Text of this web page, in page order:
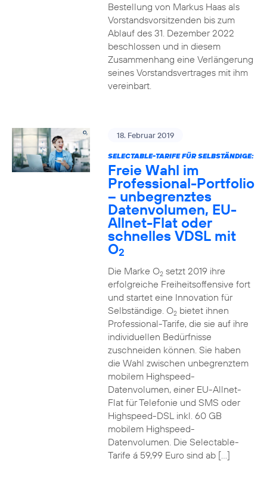
Bestellung von Markus Haas als
Vorstandsvorsitzenden bis zum
Ablauf des 31. Dezember 2022
beschlossen und in diesem
Zusammenhang eine Verlängerung
seines Vorstandsvertrages mit ihm
vereinbart.
18. Februar 2019
SELECTABLE-TARIFE FÜR SELBSTÄNDIGE:
Freie Wahl im
Professional-Portfolio
– unbegrenztes
Datenvolumen, EU-
Allnet-Flat oder
schnelles VDSL mit
O2
Die Marke O2setzt 2019 ihre
erfolgreiche Freiheitsoffensive fort
und startet eine Innovation für
Selbständige. O2bietet ihnen
Professional-Tarife, die sie auf ihre
individuellen Bedürfnisse
zuschneiden können. Sie haben
die Wahl zwischen unbegrenztem
mobilem Highspeed-
Datenvolumen, einer EU-Allnet-
Flat für Telefonie und SMS oder
Highspeed-DSL inkl. 60 GB
mobilem Highspeed-
Datenvolumen. Die Selectable-
Tarife á 59,99 Euro sind ab […]